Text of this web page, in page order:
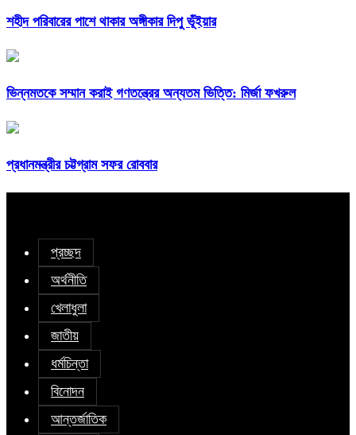
শহীদ পরিবারের পাশে থাকার অঙ্গীকার দিপু ভূঁইয়ার
ভিন্নমতকে সম্মান করাই গণতন্ত্রের অন্যতম ভিত্তি: মির্জা ফখরুল
প্রধানমন্ত্রীর চট্টগ্রাম সফর রোববার
প্রচ্ছদ
অর্থনীতি
খেলাধুলা
জাতীয়
ধর্মচিন্তা
বিনোদন
আন্তর্জাতিক